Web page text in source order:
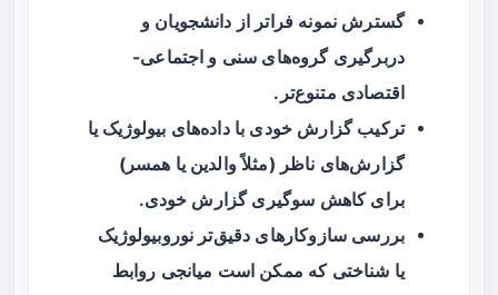
گسترش نمونه فراتر از دانشجویان و
دربرگیری گروه‌های سنی و اجتماعی-
اقتصادی متنوع‌تر.
ترکیب گزارش خودی با داده‌های بیولوژیک یا
گزارش‌های ناظر (مثلاً والدین یا همسر)
برای کاهش سوگیری گزارش خودی.
بررسی سازوکارهای دقیق‌تر نوروبیولوژیک
یا شناختی که ممکن است میانجی روابط